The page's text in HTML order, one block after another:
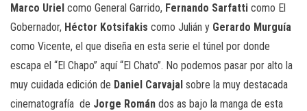
Marco Uriel como General Garrido, Fernando Sarfatti como El
Gobernador, Héctor Kotsifakis como Julián y Gerardo Murguía
como Vicente, el que diseña en esta serie el túnel por donde
escapa el “El Chapo” aquí “El Chato”. No podemos pasar por alto la
muy cuidada edición de Daniel Carvajal sobre la muy destacada
cinematografía de Jorge Román dos as bajo la manga de esta